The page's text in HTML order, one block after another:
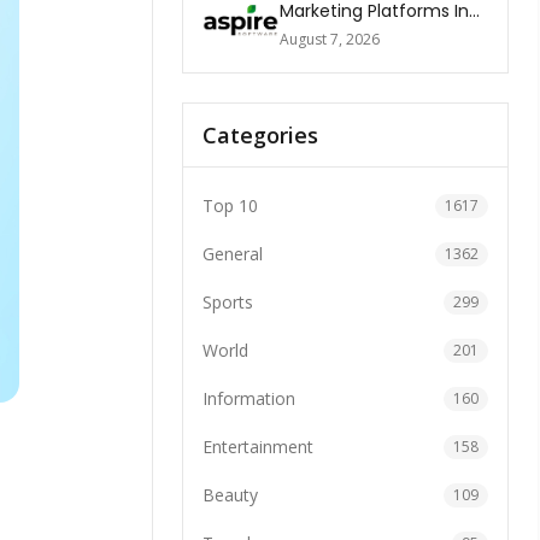
Marketing Platforms In
The World 2026
August 7, 2026
Categories
Top 10 1617
General 1362
Sports 299
World 201
Information 160
Entertainment 158
Beauty 109